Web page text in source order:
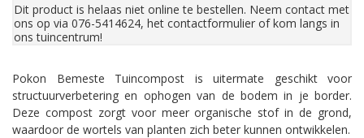
Dit product is helaas niet online te bestellen. Neem contact met
ons op via 076-5414624, het contactformulier of kom langs in
ons tuincentrum!
Pokon Bemeste Tuincompost is uitermate geschikt voor
structuurverbetering en ophogen van de bodem in je border.
Deze compost zorgt voor meer organische stof in de grond,
waardoor de wortels van planten zich beter kunnen ontwikkelen.